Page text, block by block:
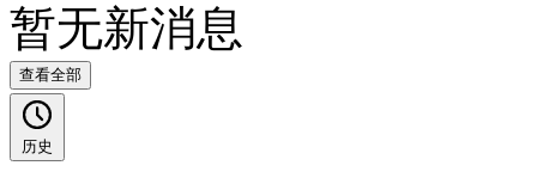
暂无新消息
查看全部
历史